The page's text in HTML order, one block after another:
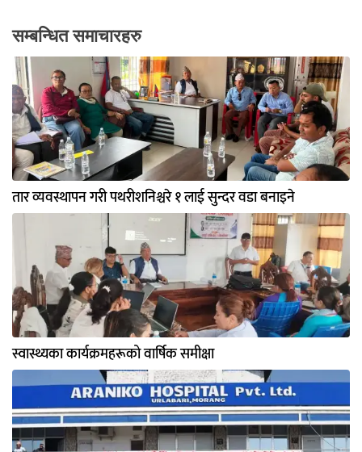
सम्बन्धित समाचारहरु
तार व्यवस्थापन गरी पथरीशनिश्चरे १ लाई सुन्दर वडा बनाइने
स्वास्थ्यका कार्यक्रमहरूको वार्षिक समीक्षा